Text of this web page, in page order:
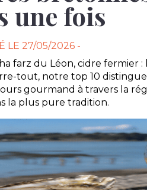
une fois
LE 27/05/2026 -
farz du Léon, cidre fermier :
tout, notre top 10
gourmand à travers la
la plus pure tradition.